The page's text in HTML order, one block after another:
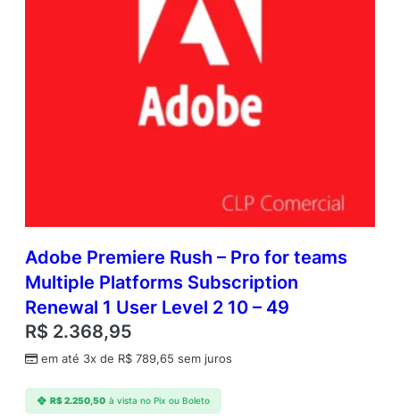
Adobe Premiere Rush – Pro for teams
Multiple Platforms Subscription
Renewal 1 User Level 2 10 – 49
R$ 2.368,95
em até 3x de R$ 789,65 sem juros
R$2.250,50 à vista no Pix ou Boleto